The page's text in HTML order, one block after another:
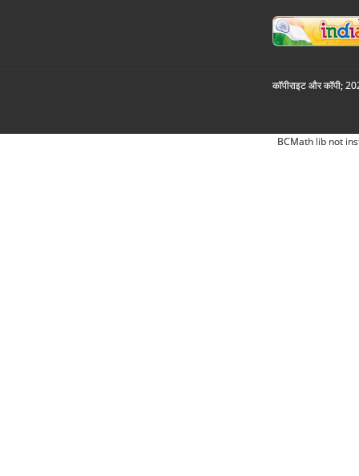
कॉपीराइट और कॉपी;
BCMath lib not